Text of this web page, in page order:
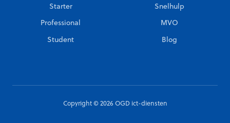
Starter
Professional
Student
Snelhulp
MVO
Blog
Copyright © 2026 OGD ict-diensten